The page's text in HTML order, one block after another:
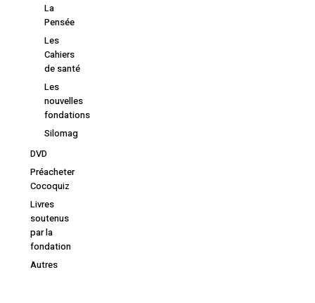
La
Pensée
Les
Cahiers
de santé
Les
nouvelles
fondations
Silomag
DVD
Préacheter
Cocoquiz
Livres
soutenus
par la
fondation
Autres